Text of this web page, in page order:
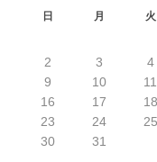
日 月 火
2
3 4
9
10 11
16
17 18
23
24 25
30
31